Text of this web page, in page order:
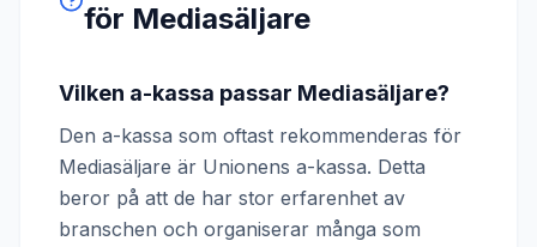
för Mediasäljare
Vilken a-kassa passar Mediasäljare?
Den a-kassa som oftast rekommenderas för
Mediasäljare är Unionens a-kassa. Detta
beror på att de har stor erfarenhet av
branschen och organiserar många som